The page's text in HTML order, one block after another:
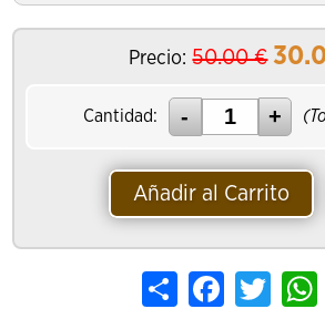
Precio: 50.00 €
Cantidad:
Añadir al Carrito
Share FacebookTwitter